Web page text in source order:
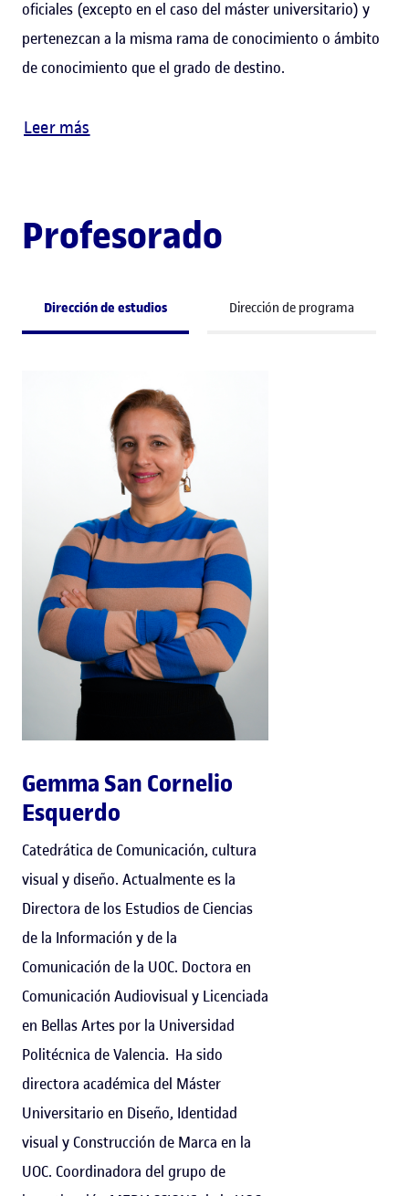
oficiales (excepto en el caso del máster universitario) y
pertenezcan a la misma rama de conocimiento o ámbito
de conocimiento que el grado de destino.
Leer más
Profesorado
Dirección de estudios Dirección de programa
Gemma San Cornelio
Esquerdo
Catedrática de Comunicación, cultura
visual y diseño. Actualmente es la
Directora de los Estudios de Ciencias
de la Información y de la
Comunicación de la UOC. Doctora en
Comunicación Audiovisual y Licenciada
en Bellas Artes por la Universidad
Politécnica de Valencia. Ha sido
directora académica del Máster
Universitario en Diseño, Identidad
visual y Construcción de Marca en la
UOC. Coordinadora del grupo de